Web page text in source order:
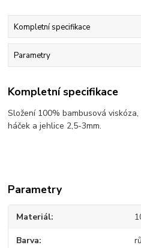
Kompletní specifikace
Parametry
Kompletní specifikace
Složení 100% bambusová
háček a jehlice 2,5-3mm.
Parametry
Materiál
Barva